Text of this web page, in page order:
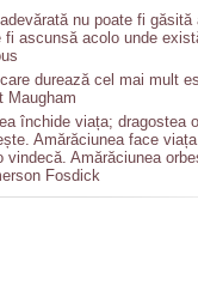
nu poate fi
fi ascunsă acolo unde
durează cel mai mult
Maugham
închide viața; dragostea
Amărăciunea face
vindecă. Amărăciunea
Fosdick